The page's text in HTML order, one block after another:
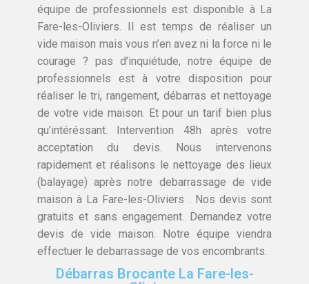
équipe de professionnels est disponible à La
Fare-les-Oliviers. Il est temps de réaliser un
vide maison mais vous n’en avez ni la force ni le
courage ? pas d’inquiétude, notre équipe de
professionnels est à votre disposition pour
réaliser le tri, rangement, débarras et nettoyage
de votre vide maison. Et pour un tarif bien plus
qu’intéréssant. Intervention 48h après votre
acceptation du devis. Nous intervenons
rapidement et réalisons le nettoyage des lieux
(balayage) après notre debarrassage de vide
maison à La Fare-les-Oliviers . Nos devis sont
gratuits et sans engagement. Demandez votre
devis de vide maison. Notre équipe viendra
effectuer le debarrassage de vos encombrants.
Débarras Brocante La Fare-les-